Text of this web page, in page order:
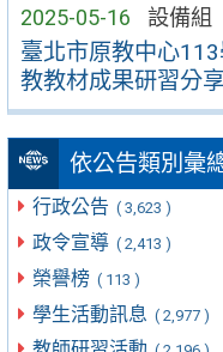
2025-05-16 設備組
臺北市原教中心
教教材成果研習分
依公告類別彙
行政公告 ( 3,623 )
政令宣導 ( 2,413 )
榮譽榜 ( 113 )
學生活動訊息 ( 2,977 )